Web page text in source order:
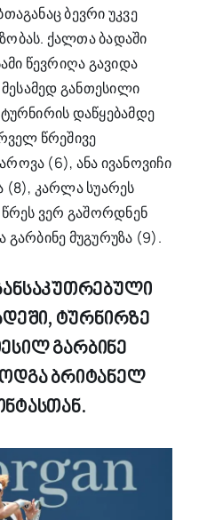
ბევრი უკვე
ქალთა ბადაში
წევრიღა გავიდა
განთესილი
დაწყებამდე
წრეშივე
(6), ანა ივანოვიჩი
კარლა სუარეს
ვერ გაშორდნენ
მუგურუზა (9).
ტურნირზე
გარბინე
ბრიტანელ